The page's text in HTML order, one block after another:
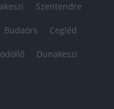
Szentendre
Budaörs Cegléd
Dunakeszi